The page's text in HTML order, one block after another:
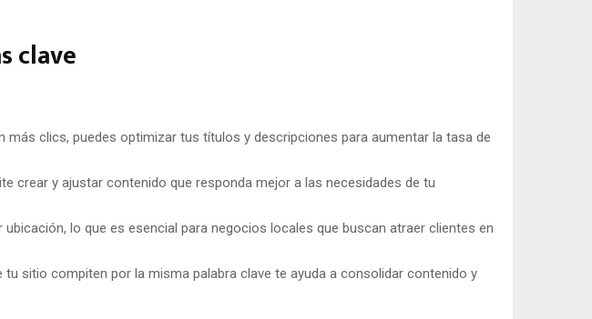
clave
más clics, puedes optimizar tus títulos y descripciones para aumentar la tasa de
crear y ajustar contenido que responda mejor a las necesidades de tu
lo que es esencial para negocios locales que buscan atraer clientes en
tu sitio compiten por la misma palabra clave te ayuda a consolidar contenido y